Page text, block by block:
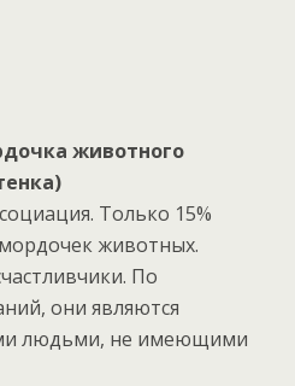
животного
Только 15%
животных.
По
они являются
людьми, не имеющими